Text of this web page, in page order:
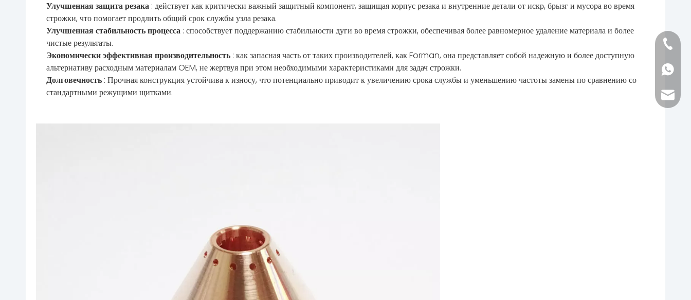
Улучшенная защита резака : действует как критически важный защитный компонент, защищая корпус резака и внутренние детали от искр, брызг и мусора во время
строжки, что помогает продлить общий срок службы узла резака.
Улучшенная стабильность процесса : способствует поддержанию стабильности дуги во время строжки, обеспечивая более равномерное удаление материала и более
чистые результаты.
Экономически эффективная производительность : как запасная часть от таких производителей, как Forman, она представляет собой надежную и более доступную
альтернативу расходным материалам OEM, не жертвуя при этом необходимыми характеристиками для задач строжки.
Долговечность : Прочная конструкция устойчива к износу, что потенциально приводит к увеличению срока службы и уменьшению частоты замены по сравнению со
стандартными режущими щитками.
+86-
+86-